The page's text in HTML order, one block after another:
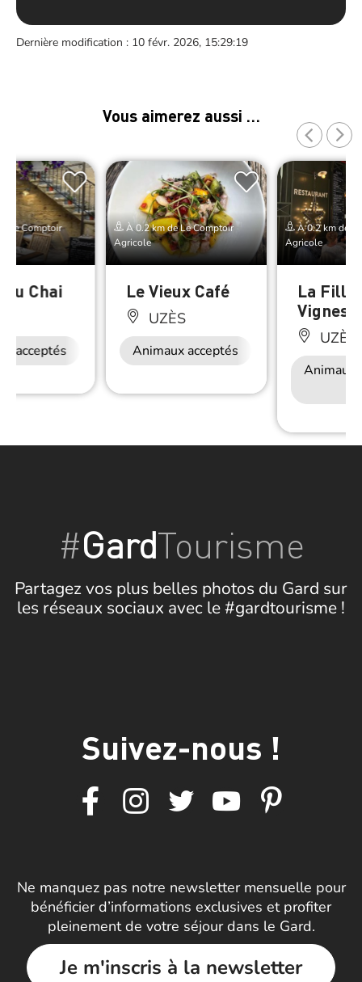
Dernière modification : 10 févr. 2026, 15:29:19
Vous aimerez aussi …
Le Comptoir
Chai
acceptés Restauration
À 0.2 km de Le Comptoir
Agricole
Le Vieux Café
UZÈS
Animaux acceptés
À 0.2 km de
Agricole
La Fille
Vignes
UZÈS
Animaux
#GardTourisme
Partagez vos plus belles photos du Gard sur
les réseaux sociaux avec le #gardtourisme !
Suivez-nous !
Ne manquez pas notre newsletter mensuelle pour
bénéficier d’informations exclusives et profiter
pleinement de votre séjour dans le Gard.
Je m'inscris à la newsletter